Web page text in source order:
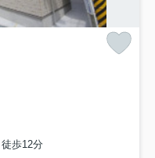
歩12分